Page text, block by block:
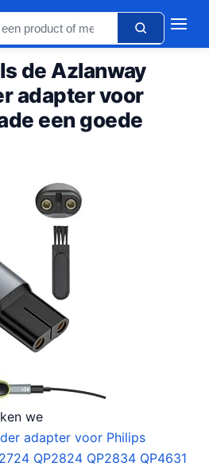
de Azlanway
adapter voor
een goede
we
adapter voor Philips
QP2824 QP2834 QP4631